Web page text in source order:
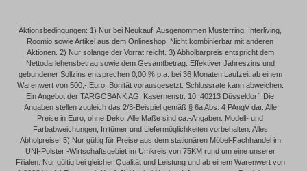
Aktionsbedingungen: 1) Nur bei Neukauf. Ausgenommen Musterring, Interliving,
Roomio sowie Artikel aus dem Onlineshop. Nicht kombinierbar mit anderen
Aktionen. 2) Nur solange der Vorrat reicht. 3) Abholbarpreis entspricht dem
Nettodarlehensbetrag sowie dem Gesamtbetrag. Effektiver Jahreszins und
gebundener Sollzins entsprechen 0,00 % p.a. bei 36 Monaten Laufzeit ab einem
Warenwert von 500,- Euro. Bonität vorausgesetzt. Schlussrate kann abweichen.
Ein Angebot der TARGOBANK AG, Kasernenstr. 10, 40213 Düsseldorf. Die
Angaben stellen zugleich das 2/3-Beispiel gemäß § 6a Abs. 4 PAngV dar. Alle
Preise in Euro, ohne Deko. Alle Maße sind ca.-Angaben. Modell- und
Farbabweichungen, Irrtümer und Liefermöglichkeiten vorbehalten. Alles
Abholpreise! 5) Nur gültig für Preise aus dem stationären Möbel-Fachhandel im
UNI-Polster -Wirtschaftsgebiet im Umkreis von 75KM rund um eine unserer
Filialen. Nur gültig bei gleicher Qualität und Leistung und ab einem Warenwert von